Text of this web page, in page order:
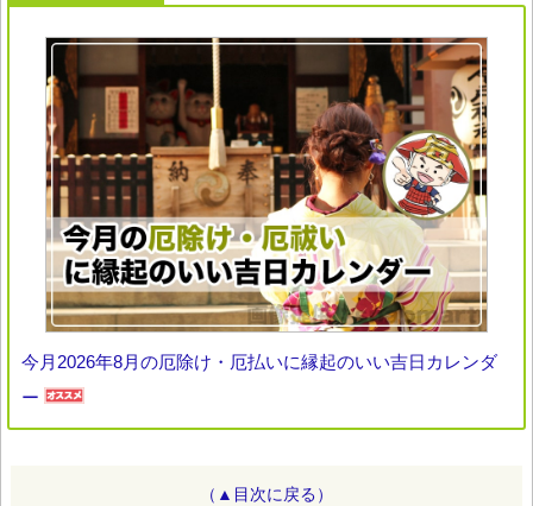
今月2026年8月の厄除け・厄払いに縁起のいい吉日カレンダ
ー
（▲目次に戻る）